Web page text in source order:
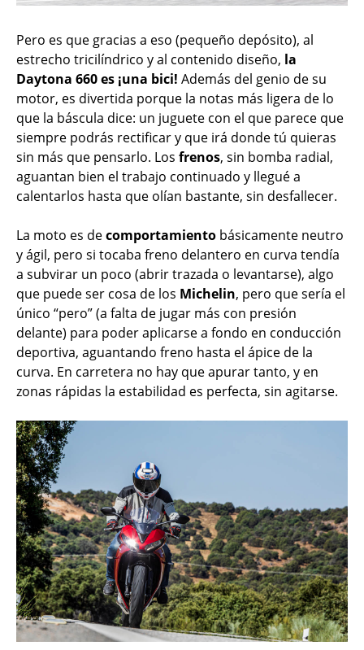
Pero es que gracias a eso (pequeño depósito), al
estrecho tricilíndrico y al contenido diseño, la
Daytona 660 es ¡una bici! Además del genio de su
motor, es divertida porque la notas más ligera de lo
que la báscula dice: un juguete con el que parece que
siempre podrás rectificar y que irá donde tú quieras
sin más que pensarlo. Los frenos, sin bomba radial,
aguantan bien el trabajo continuado y llegué a
calentarlos hasta que olían bastante, sin desfallecer.
La moto es decomportamiento básicamente neutro
y ágil, pero si tocaba freno delantero en curva tendía
a subvirar un poco (abrir trazada o levantarse), algo
que puede ser cosa de los Michelin, pero que sería el
único “pero” (a falta de jugar más con presión
delante) para poder aplicarse a fondo en conducción
deportiva, aguantando freno hasta el ápice de la
curva. En carretera no hay que apurar tanto, y en
zonas rápidas la estabilidad es perfecta, sin agitarse.